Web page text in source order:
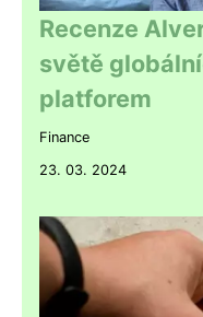
Recenze
světě
platforem
Finance
23. 03. 2024